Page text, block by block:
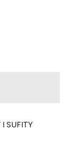
SUFITY